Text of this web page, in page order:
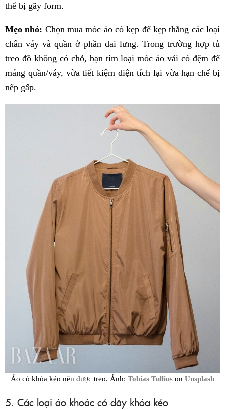
thể bị gãy form.
Mẹo nhỏ: Chọn mua móc áo có kẹp để kẹp thẳng các loại
chân váy và quần ở phần đai lưng. Trong trường hợp tủ
treo đồ không có chỗ, bạn tìm loại móc áo vải có đệm để
máng quần/váy, vừa tiết kiệm diện tích lại vừa hạn chế bị
nếp gấp.
Áo có khóa kéo nên được treo. Ảnh: Tobias Tullius on Unsplash
5. Các loại áo khoác có dây khóa kéo